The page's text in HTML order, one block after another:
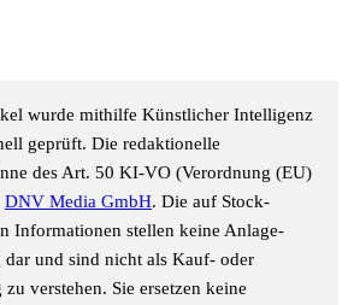
wurde mithilfe Künstlicher Intelligenz
geprüft. Die redaktionelle
des Art. 50 KI-VO (Verordnung (EU)
DNV Media GmbH. Die auf Stock-
Informationen stellen keine Anlage-
dar und sind nicht als Kauf- oder
verstehen. Sie ersetzen keine